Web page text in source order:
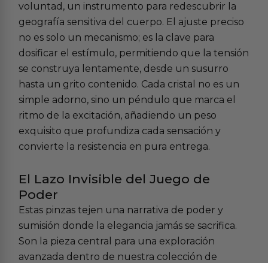
voluntad, un instrumento para redescubrir la
geografía sensitiva del cuerpo. El ajuste preciso
no es solo un mecanismo; es la clave para
dosificar el estímulo, permitiendo que la tensión
se construya lentamente, desde un susurro
hasta un grito contenido. Cada cristal no es un
simple adorno, sino un péndulo que marca el
ritmo de la excitación, añadiendo un peso
exquisito que profundiza cada sensación y
convierte la resistencia en pura entrega.
El Lazo Invisible del Juego de
Poder
Estas pinzas tejen una narrativa de poder y
sumisión donde la elegancia jamás se sacrifica.
Son la pieza central para una exploración
avanzada dentro de nuestra colección de